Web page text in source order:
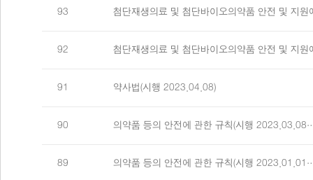
93 첨단재생의료 및 첨단바이오의약품 안전 및 지
92 첨단재생의료 및 첨단바이오의약품 안전 및 지
91 약사법(시행 2023.04.08)
90 의약품 등의 안전에 관한 규칙(시행
89 의약품 등의 안전에 관한 규칙(시행